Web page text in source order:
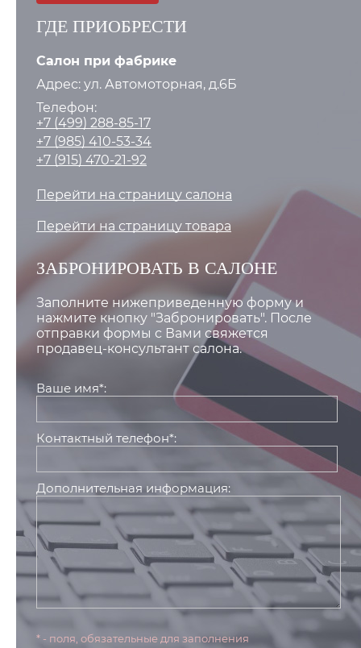
ГДЕ ПРИОБРЕСТИ
Салон при фабрике
Адрес: ул. Автомоторная, д.6Б
Телефон:
+7 (499) 288-85-17
+7 (985) 410-53-34
+7 (915) 470-21-92
Перейти на страницу салона
Перейти на страницу товара
ЗАБРОНИРОВАТЬ В САЛОНЕ
Заполните нижеприведенную форму и
нажмите кнопку "Забронировать". После
отправки формы с Вами свяжется
продавец-консультант салона.
Ваше имя*:
Контактный телефон*:
Дополнительная информация:
* - поля, обязательные для заполнения